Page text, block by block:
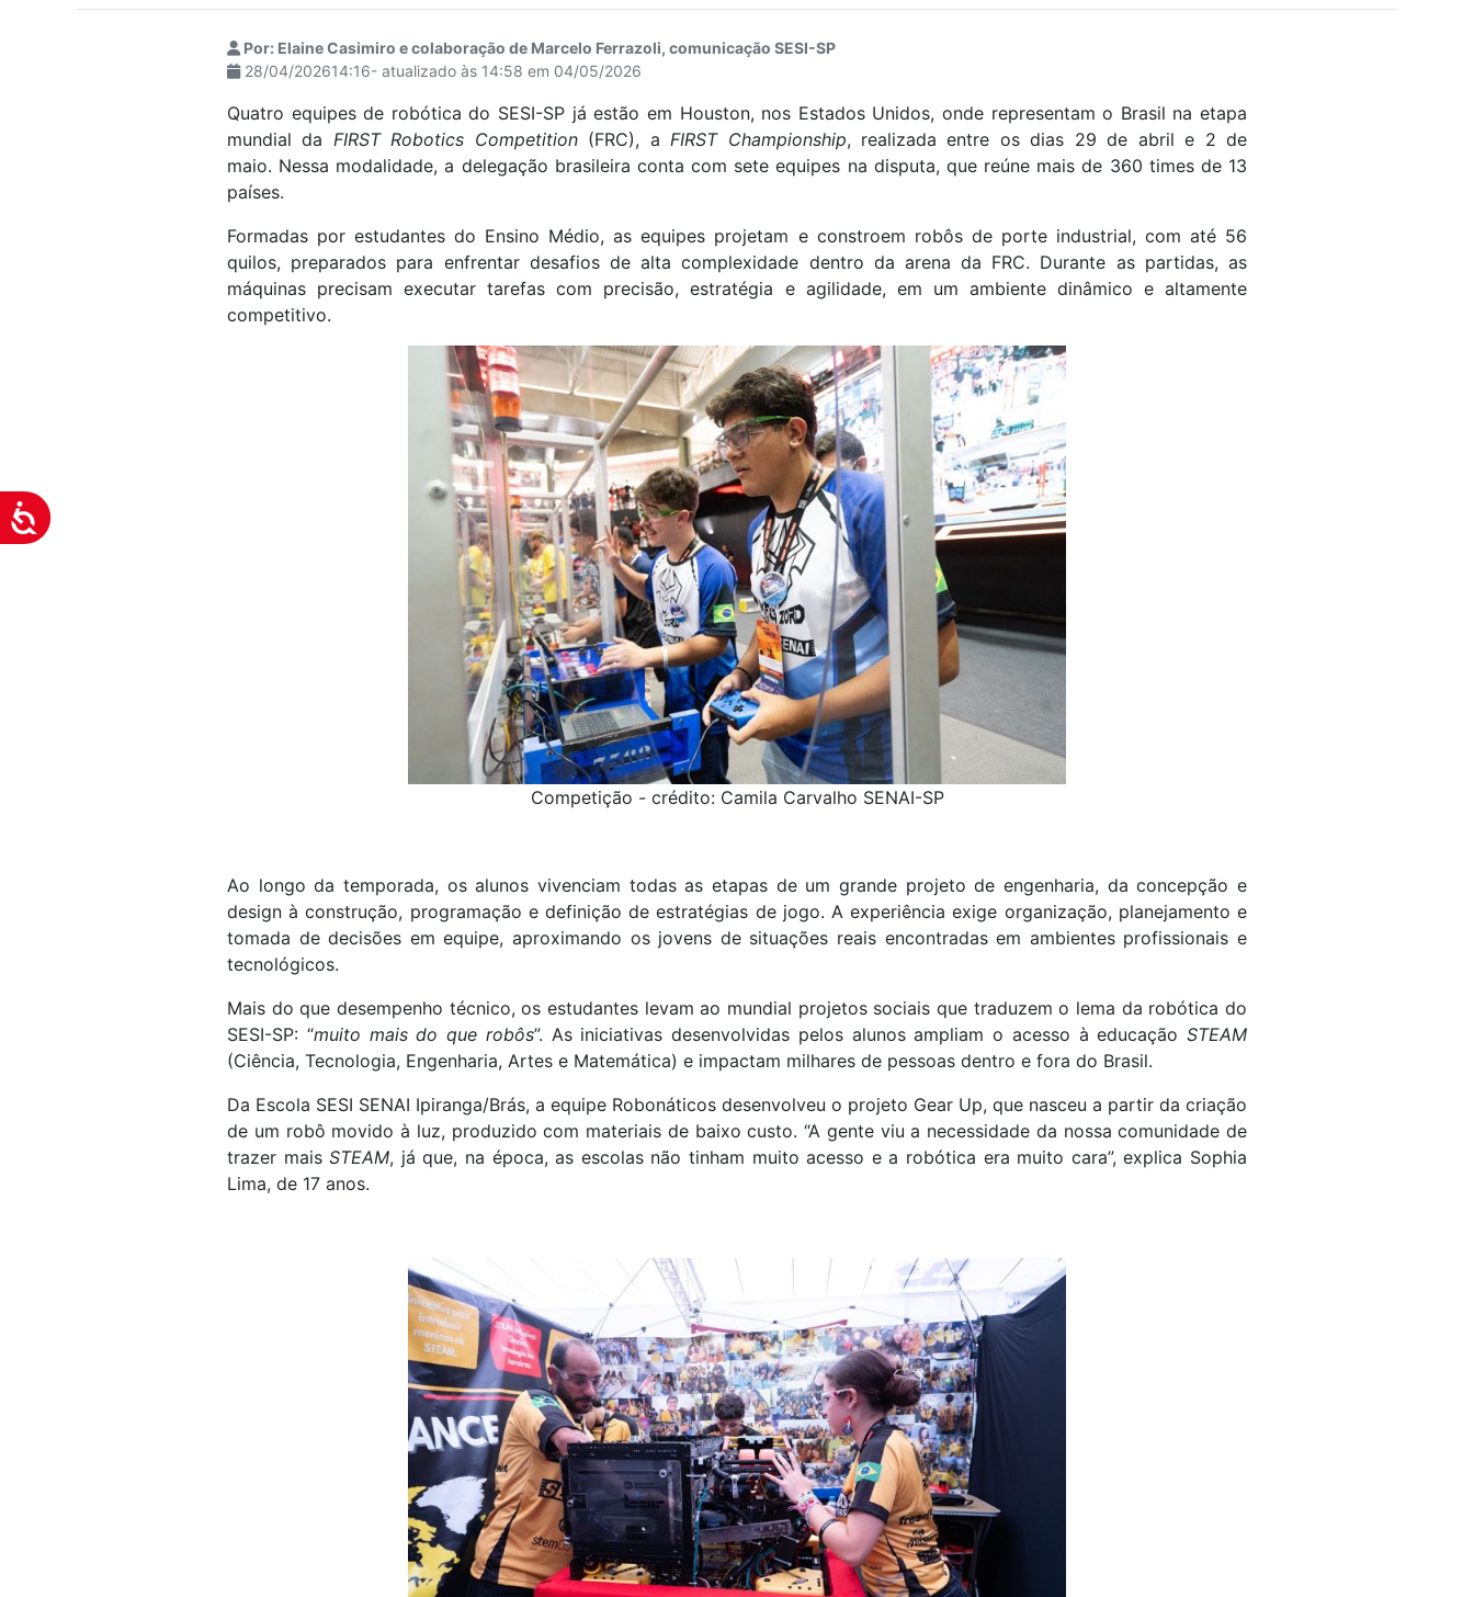
Acessibilidade
Por: Elaine Casimiro e colaboração de Marcelo Ferrazoli, comunicação SESI-SP
28/04/202614:16- atualizado às 14:58 em 04/05/2026
Quatro equipes de robótica do SESI-SP já estão em Houston, nos Estados Unidos, onde representam o Brasil na etapa
mundial da FIRST Robotics Competition(FRC), a FIRST Championship, realizada entre os dias 29 de abril e 2 de
maio. Nessa modalidade, a delegação brasileira conta com sete equipes na disputa, que reúne mais de 360 times de 13
países.
Formadas por estudantes do Ensino Médio, as equipes projetam e constroem robôs de porte industrial, com até 56
quilos, preparados para enfrentar desafios de alta complexidade dentro da arena da FRC. Durante as partidas, as
máquinas precisam executar tarefas com precisão, estratégia e agilidade, em um ambiente dinâmico e altamente
competitivo.
Competição - crédito: Camila Carvalho SENAI-SP
Ao longo da temporada, os alunos vivenciam todas as etapas de um grande projeto de engenharia, da concepção e
design à construção, programação e definição de estratégias de jogo. A experiência exige organização, planejamento e
tomada de decisões em equipe, aproximando os jovens de situações reais encontradas em ambientes profissionais e
tecnológicos.
Mais do que desempenho técnico, os estudantes levam ao mundial projetos sociais que traduzem o lema da robótica do
SESI-SP: “muito mais do que robôs”. As iniciativas desenvolvidas pelos alunos ampliam o acesso à educação STEAM
(Ciência, Tecnologia, Engenharia, Artes e Matemática) e impactam milhares de pessoas dentro e fora do Brasil.
Da Escola SESI SENAI Ipiranga/Brás, a equipe Robonáticos desenvolveu o projeto Gear Up, que nasceu a partir da criação
de um robô movido à luz, produzido com materiais de baixo custo. “A gente viu a necessidade da nossa comunidade de
trazer maisSTEAM, já que, na época, as escolas não tinham muito acesso e a robótica era muito cara”, explica Sophia
Lima, de 17 anos.